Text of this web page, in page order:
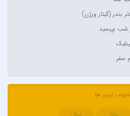
بندر (گیتار ورژن)
شب بپرسید
سفر
ترین ها